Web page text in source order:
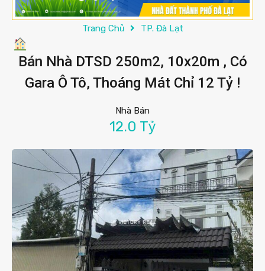
Trang Chủ TP. Đà Lạt
Bán Nhà DTSD 250m2, 10x20m , Có
Gara Ô Tô, Thoáng Mát Chỉ 12 Tỷ !
Nhà Bán
12.0 Tỷ